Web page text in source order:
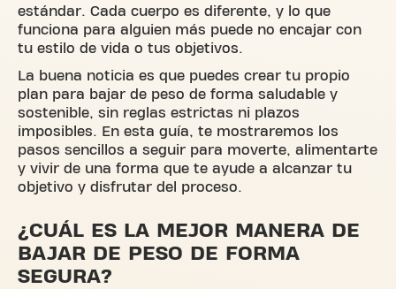
estándar. Cada cuerpo es diferente, y lo que
funciona para alguien más puede no encajar con
tu estilo de vida o tus objetivos.
La buena noticia es que puedes crear tu propio
plan para bajar de peso de forma saludable y
sostenible, sin reglas estrictas ni plazos
imposibles. En esta guía, te mostraremos los
pasos sencillos a seguir para moverte, alimentarte
y vivir de una forma que te ayude a alcanzar tu
objetivo y disfrutar del proceso.
¿CUÁL ES LA MEJOR MANERA DE
BAJAR DE PESO DE FORMA
SEGURA?